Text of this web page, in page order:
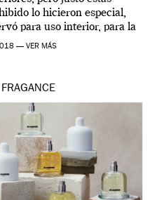
lo hicieron especial,
para uso interior, para la
[…]
— VER MÁS
FRAGANCE